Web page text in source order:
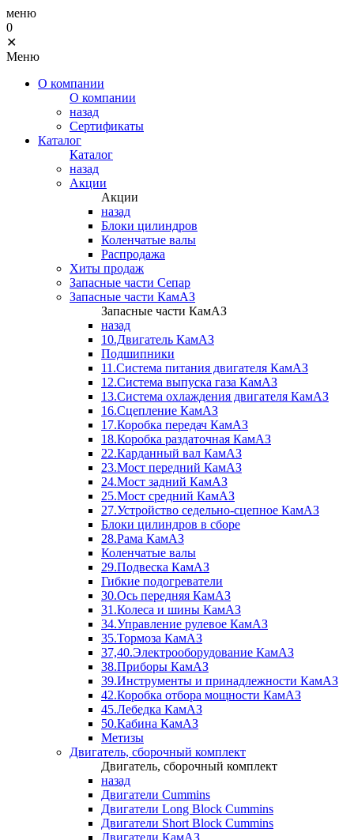
меню
0
✕
Меню
О компании
О компании
назад
Сертификаты
Каталог
Каталог
назад
Акции
Акции
назад
Блоки цилиндров
Коленчатые валы
Распродажа
Хиты продаж
Запасные части Сепар
Запасные части КамАЗ
Запасные части КамАЗ
назад
10.Двигатель КамАЗ
Подшипники
11.Система питания двигателя КамАЗ
12.Система выпуска газа КамАЗ
13.Система охлаждения двигателя КамАЗ
16.Сцепление КамАЗ
17.Коробка передач КамАЗ
18.Коробка раздаточная КамАЗ
22.Карданный вал КамАЗ
23.Мост передний КамАЗ
24.Мост задний КамАЗ
25.Мост средний КамАЗ
27.Устройство седельно-сцепное КамАЗ
Блоки цилиндров в сборе
28.Рама КамАЗ
Коленчатые валы
29.Подвеска КамАЗ
Гибкие подогреватели
30.Ось передняя КамАЗ
31.Колеса и шины КамАЗ
34.Управление рулевое КамАЗ
35.Тормоза КамАЗ
37,40.Электрооборудование КамАЗ
38.Приборы КамАЗ
39.Инструменты и принадлежности КамАЗ
42.Коробка отбора мощности КамАЗ
45.Лебедка КамАЗ
50.Кабина КамАЗ
Метизы
Двигатель, сборочный комплект
Двигатель, сборочный комплект
назад
Двигатели Cummins
Двигатели Long Bloсk Cummins
Двигатели Short Bloсk Cummins
Двигатели КамАЗ